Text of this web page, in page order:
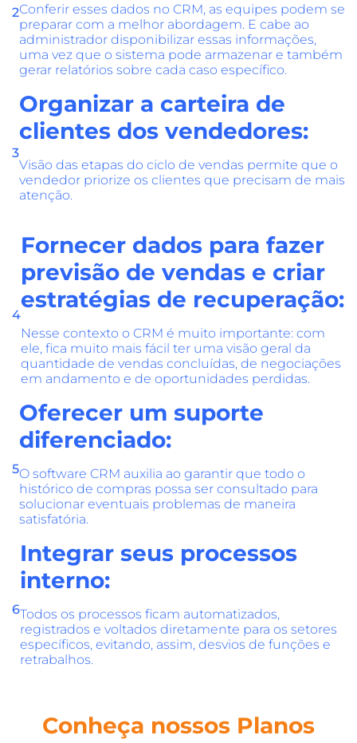
2Conferir esses dados no CRM, as equipes podem se
preparar com a melhor abordagem. E cabe ao
administrador disponibilizar essas informações,
uma vez que o sistema pode armazenar e também
gerar relatórios sobre cada caso específico.
3
Organizar a carteira de
clientes dos vendedores:
Visão das etapas do ciclo de vendas permite que o
vendedor priorize os clientes que precisam de mais
atenção.
4
Fornecer dados para fazer
previsão de vendas e criar
estratégias de recuperação:
Nesse contexto o CRM é muito importante: com
ele, fica muito mais fácil ter uma visão geral da
quantidade de vendas concluídas, de negociações
em andamento e de oportunidades perdidas.
5
Oferecer um suporte
diferenciado:
O software CRM auxilia ao garantir que todo o
histórico de compras possa ser consultado para
solucionar eventuais problemas de maneira
satisfatória.
6
Integrar seus processos
interno:
Todos os processos ficam automatizados,
registrados e voltados diretamente para os setores
específicos, evitando, assim, desvios de funções e
retrabalhos.
Conheça nossos Planos